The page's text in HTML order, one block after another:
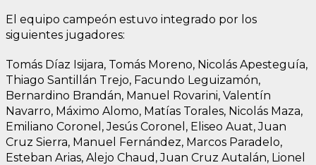
El equipo campeón estuvo integrado por los
siguientes jugadores:
Tomás Díaz Isijara, Tomás Moreno, Nicolás Apesteguía,
Thiago Santillán Trejo, Facundo Leguizamón,
Bernardino Brandán, Manuel Rovarini, Valentín
Navarro, Máximo Alomo, Matías Torales, Nicolás Maza,
Emiliano Coronel, Jesús Coronel, Eliseo Auat, Juan
Cruz Sierra, Manuel Fernández, Marcos Paradelo,
Esteban Arias, Alejo Chaud, Juan Cruz Autalán, Lionel